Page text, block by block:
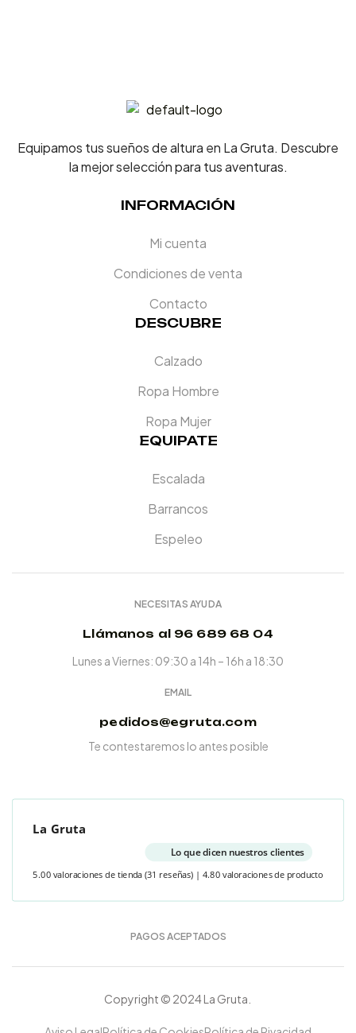
Equipamos tus sueños de altura en La Gruta. Descubre
la mejor selección para tus aventuras.
INFORMACIÓN
Mi cuenta
Condiciones de venta
Contacto
DESCUBRE
Calzado
Ropa Hombre
Ropa Mujer
EQUIPATE
Escalada
Barrancos
Espeleo
NECESITAS AYUDA
Llámanos al 96 689 68 04
Lunes a Viernes: 09:30 a 14h – 16h a 18:30
EMAIL
pedidos@egruta.com
Te contestaremos lo antes posible
La Gruta
Lo que dicen nuestros clientes
5.00 valoraciones de tienda (31 reseñas) | 4.80 valoraciones de producto
PAGOS ACEPTADOS
Copyright © 2024 La Gruta.